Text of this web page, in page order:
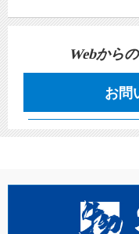
Webから
お問